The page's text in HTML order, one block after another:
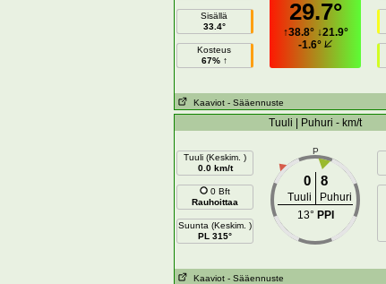
Sisällä
33.4°
Kosteus
67% ↑
29.7°
↑38.8°↓21.9°
-1.6°
Kaaviot - Sääennuste
Tuuli | Puhuri - km/t
Tuuli (Keskim. )
0.0 km/t
0 Bft
Rauhoittaa
Suunta (Keskim. )
PL 315°
P
0 8
Tuuli
Puhuri
13° PPI
Kaaviot - Sääennuste